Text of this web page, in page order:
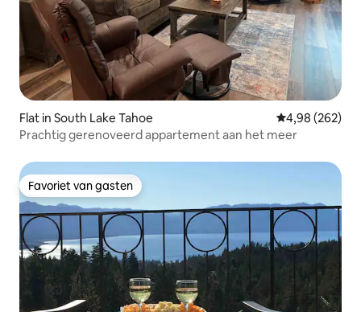
Flat in South Lake Tahoe Gemiddelde
4,98 (262)
Prachtig gerenoveerd appartement aan het meer
Favoriet van gasten
Favoriet van gasten